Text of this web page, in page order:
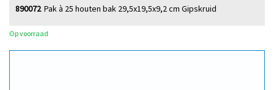
Pak à 25 houten bak 29,5x19,5x9,2 cm Gipskruid
890072
Op voorraad